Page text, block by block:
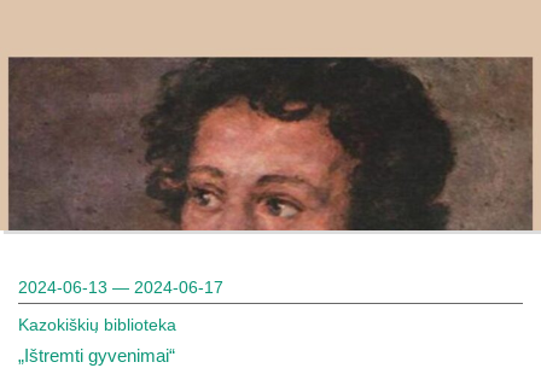
2024-06-13 — 2024-06-17
Kazokiškių biblioteka
„Ištremti gyvenimai“